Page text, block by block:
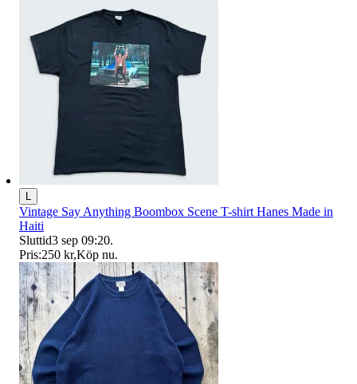
L
Vintage Say Anything Boombox Scene T-shirt Hanes Made in
Haiti
Sluttid3 sep 09:20.
Pris:250 kr,Köp nu.